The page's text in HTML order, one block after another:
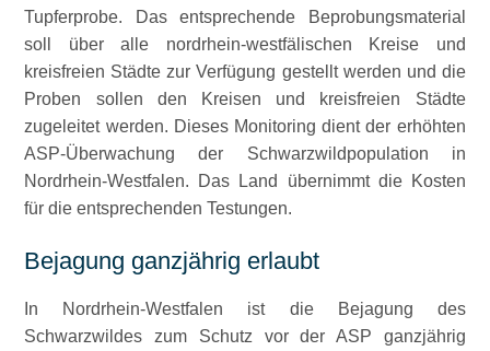
Tupferprobe. Das entsprechende Beprobungsmaterial
soll über alle nordrhein-westfälischen Kreise und
kreisfreien Städte zur Verfügung gestellt werden und die
Proben sollen den Kreisen und kreisfreien Städte
zugeleitet werden. Dieses Monitoring dient der erhöhten
ASP-Überwachung der Schwarzwildpopulation in
Nordrhein-Westfalen. Das Land übernimmt die Kosten
für die entsprechenden Testungen.
Bejagung ganzjährig erlaubt
In Nordrhein-Westfalen ist die Bejagung des
Schwarzwildes zum Schutz vor der ASP ganzjährig